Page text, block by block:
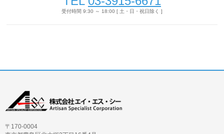
受付時間 9:30 ～ 18:00 [ 土・日・祝日除く ]
〒170-0004